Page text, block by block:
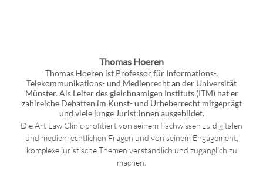
Thomas Hoeren
Thomas Hoeren ist Professor für Informations-,
Telekommunikations- und Medienrecht an der Universität
Münster. Als Leiter des gleichnamigen Instituts (ITM) hat er
zahlreiche Debatten im Kunst- und Urheberrecht mitgeprägt
und viele junge Jurist:innen ausgebildet.
Die Art Law Clinic profitiert von seinem Fachwissen zu digitalen
und medienrechtlichen Fragen und von seinem Engagement,
komplexe juristische Themen verständlich und zugänglich zu
machen.